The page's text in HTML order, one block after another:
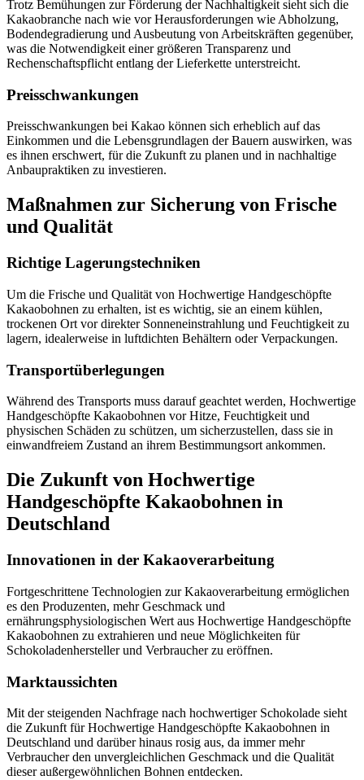
Trotz Bemühungen zur Förderung der Nachhaltigkeit sieht sich die
Kakaobranche nach wie vor Herausforderungen wie Abholzung,
Bodendegradierung und Ausbeutung von Arbeitskräften gegenüber,
was die Notwendigkeit einer größeren Transparenz und
Rechenschaftspflicht entlang der Lieferkette unterstreicht.
Preisschwankungen
Preisschwankungen bei Kakao können sich erheblich auf das
Einkommen und die Lebensgrundlagen der Bauern auswirken, was
es ihnen erschwert, für die Zukunft zu planen und in nachhaltige
Anbaupraktiken zu investieren.
Maßnahmen zur Sicherung von Frische
und Qualität
Richtige Lagerungstechniken
Um die Frische und Qualität von Hochwertige Handgeschöpfte
Kakaobohnen zu erhalten, ist es wichtig, sie an einem kühlen,
trockenen Ort vor direkter Sonneneinstrahlung und Feuchtigkeit zu
lagern, idealerweise in luftdichten Behältern oder Verpackungen.
Transportüberlegungen
Während des Transports muss darauf geachtet werden, Hochwertige
Handgeschöpfte Kakaobohnen vor Hitze, Feuchtigkeit und
physischen Schäden zu schützen, um sicherzustellen, dass sie in
einwandfreiem Zustand an ihrem Bestimmungsort ankommen.
Die Zukunft von Hochwertige
Handgeschöpfte Kakaobohnen in
Deutschland
Innovationen in der Kakaoverarbeitung
Fortgeschrittene Technologien zur Kakaoverarbeitung ermöglichen
es den Produzenten, mehr Geschmack und
ernährungsphysiologischen Wert aus Hochwertige Handgeschöpfte
Kakaobohnen zu extrahieren und neue Möglichkeiten für
Schokoladenhersteller und Verbraucher zu eröffnen.
Marktaussichten
Mit der steigenden Nachfrage nach hochwertiger Schokolade sieht
die Zukunft für Hochwertige Handgeschöpfte Kakaobohnen in
Deutschland und darüber hinaus rosig aus, da immer mehr
Verbraucher den unvergleichlichen Geschmack und die Qualität
dieser außergewöhnlichen Bohnen entdecken.